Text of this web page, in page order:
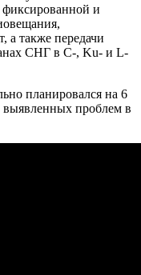
фиксированной и
а также передачи
СНГ в C-, Ku- и L-
планировался на 6
выявленных проблем в